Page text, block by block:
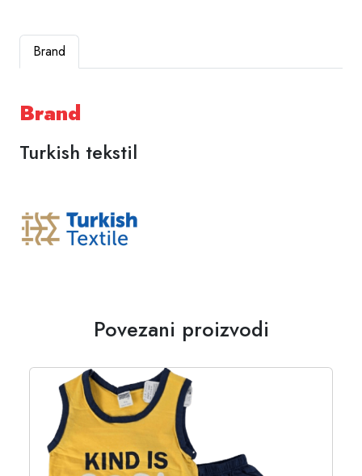
Brand
Brand
Turkish tekstil
Povezani proizvodi